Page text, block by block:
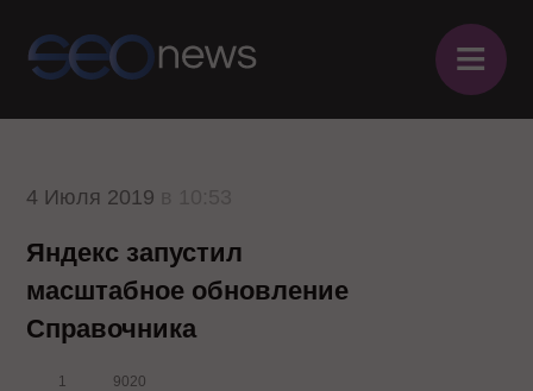
≡
4 Июля 2019
Яндекс запустил
масштабное обновление
Справочника
1 9020